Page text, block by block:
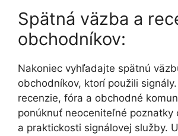
Spätná väzba a
obchodníkov:
Nakoniec vyhľadajte spätnú
obchodníkov, ktorí použili
recenzie, fóra a obchodné
ponúknuť neoceniteľné poznatky
a praktickosti signálovej služby.